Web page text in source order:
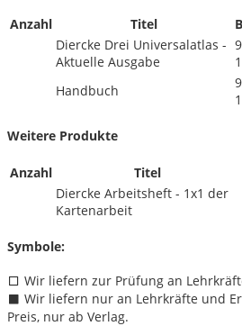
Anzahl Titel
Diercke Drei Universalatlas -
Aktuelle Ausgabe
Handbuch
Weitere Produkte
Anzahl Titel
Diercke Arbeitsheft - 1x1 der
Kartenarbeit
Symbole:
Wir liefern zur Prüfung an
Wir liefern nur an Lehrkräfte und
Preis, nur ab Verlag.